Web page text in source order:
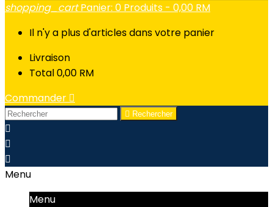
shopping_cart Panier: 0 Produits - 0,00 RM
Il n'y a plus d'articles dans votre panier
Livraison
Total0,00 RM
Commander 
 Rechercher



Menu
Menu